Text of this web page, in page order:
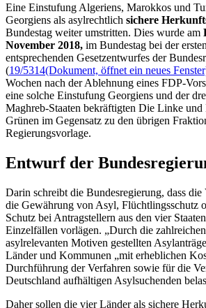
Eine Einstufung Algeriens, Marokkos und
Georgiens als asylrechtlich sichere
Bundestag weiter umstritten. Dies wurde am
November 2018, im Bundestag bei der
entsprechenden Gesetzentwurfes der
(19/5314(Dokument, öffnet ein neues
Wochen nach der Ablehnung eines FDP-
eine solche Einstufung Georgiens und der
Maghreb-Staaten bekräftigten Die Linke
Grünen im Gegensatz zu den übrigen
Regierungsvorlage.
Entwurf der
Darin schreibt die Bundesregierung, dass die
die Gewährung von Asyl, Flüchtlingsschutz
Schutz bei Antragstellern aus den vier
Einzelfällen vorlägen. „Durch die
asylrelevanten Motiven gestellten
Länder und Kommunen „mit erheblichen
Durchführung der Verfahren sowie für die
Deutschland aufhältigen Asylsuchenden
Daher sollen die vier Länder als sichere